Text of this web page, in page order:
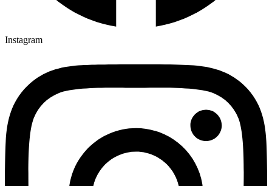
Instagram